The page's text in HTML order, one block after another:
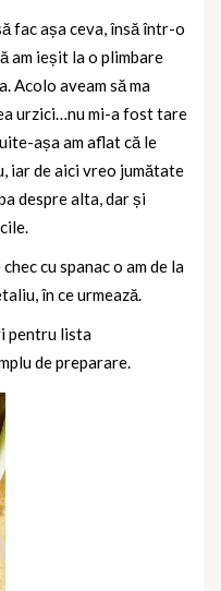
fac așa ceva, însă într-o
am ieșit la o plimbare
Acolo aveam să ma
urzici…nu mi-a fost tare
așa am aflat că le
iar de aici vreo jumătate
despre alta, dar și
cu spanac o am de la
în ce urmează.
pentru lista
de preparare.